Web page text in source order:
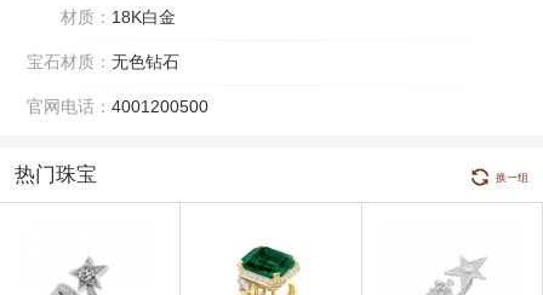
材质： 18K白金
宝石材质： 无色钻石
官网电话： 4001200500
热门珠宝 换一组